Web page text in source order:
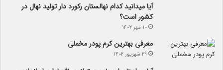
آیا می­دانید کدام نهالستان رکورد دار تولید نهال­ در
کشور است؟
۱۰ مهر ۱۴۰۲
معرفی بهترین کرم پودر مخملی
۲۹ شهریور ۱۴۰۲